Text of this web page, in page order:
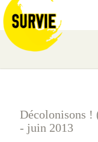
Décolonisons
- juin 2013